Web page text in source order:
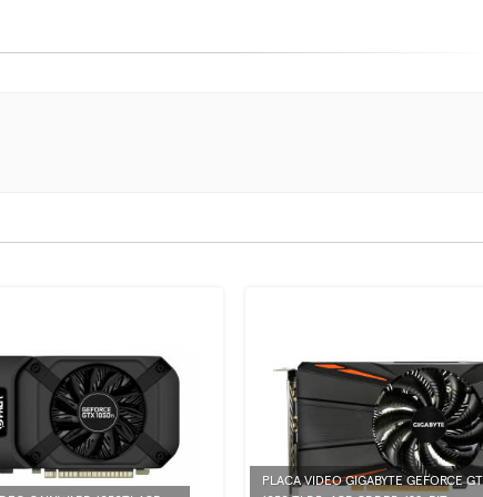
PLACA VIDEO GIGABYTE GEFORCE